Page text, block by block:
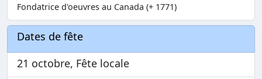
Fondatrice d'oeuvres au Canada (+ 1771)
Dates de fête
21 octobre, Fête locale